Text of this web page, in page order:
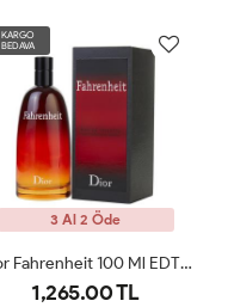
KARGO
BEDAVA
3 Al 2 Öde
Dior Fahrenheit 100 Ml EDT Erkek Parfüm ARC
1,265.00 TL